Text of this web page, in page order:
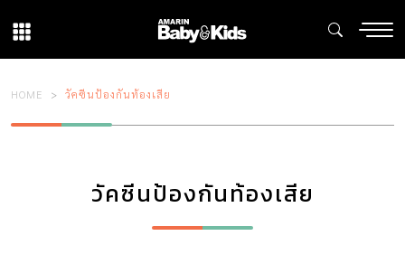
HOME วัคซีนป้องกันท้องเสีย
วัคซีนป้องกันท้องเสีย